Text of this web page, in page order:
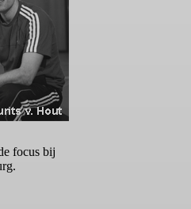
focus bij